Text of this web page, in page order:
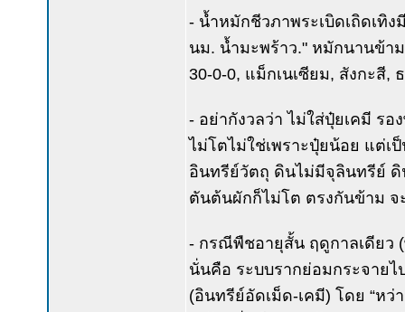
- น้ำหมักชีวภาพระเบิดเถิดเทิ
นม. น้ำมะพร้าว." หมักนานข้า
30-0-0, แม็กเนเซียม, สังกะสี,
- อย่ากังวลว่า ไม่ใส่ปุ๋ยเคมี ร
ไม่โตไม่ใช่เพราะปุ๋ยน้อย แต่เ
อินทรีย์วัตถุ ดินไม่มีจุลินทรีย์ ดิ
ตันต้นผักก็ไม่โต ตรงกันข้าม จ
- กรณีพืชอายุสั้น ฤดูกาลเดียว
นั่นคือ ระบบรากย่อมกระจาย
(อินทรีย์อัดเม็ด-เคมี) โดย “หว่